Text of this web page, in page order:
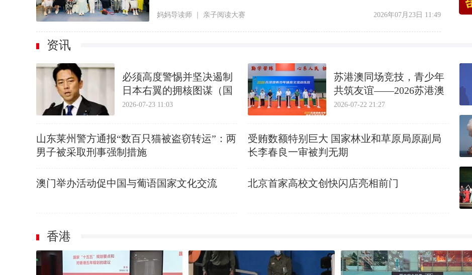
妈妈导读师 亲子阅读大赛 2026年07月23日 11:49
资讯
必须高度警惕并坚决遏制
日本右翼的拥核图谋（国
际论坛）
2026-07-23 11:03
山东莱州警方通报“数百只猫被盗窃转运”：两
男子被采取刑事强制措施
澳门举办活动促中国与葡语国家文化交流
苏港澳同场竞技，青少年
共筑友谊​——2026苏港澳
青少年体育交流训练营在
2026-07-22 21:27
受贿数额特别巨大 国家林业和草原局原副局
长李春良一审被判无期
北京首家高校文创快闪店亮相前门
香港